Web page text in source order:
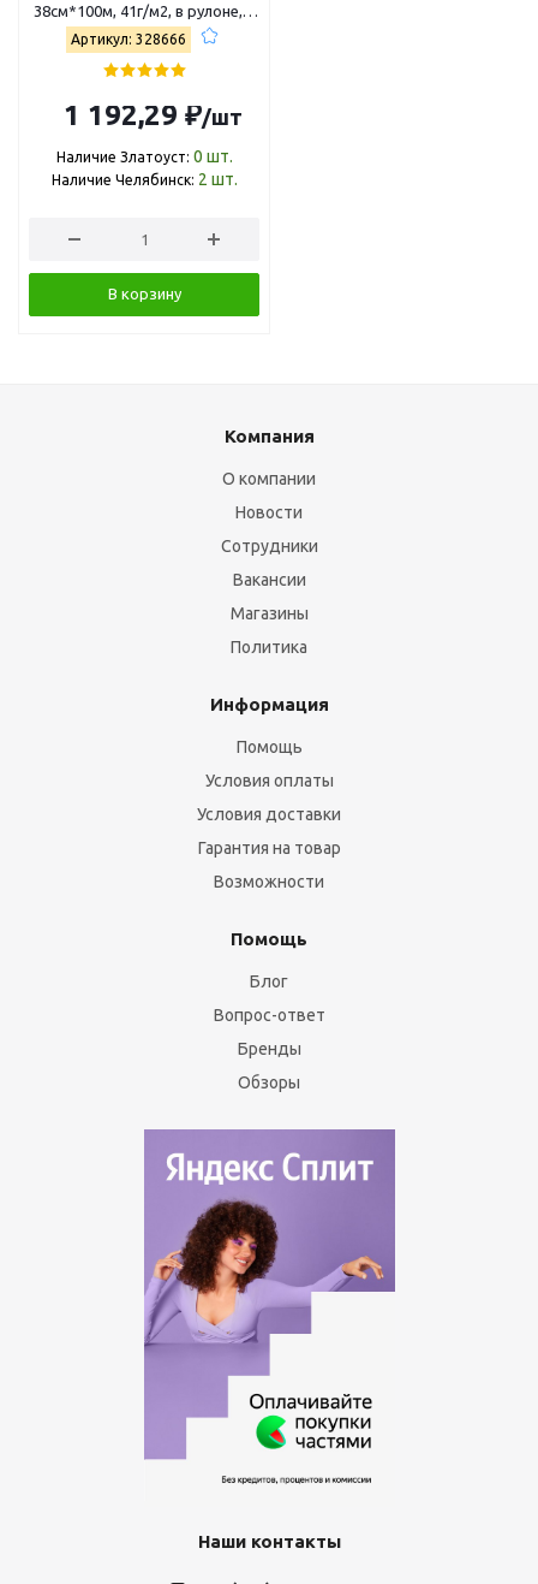
38см*100м, 41г/м2, в рулоне, в
пленке силиконизированная
328666
Артикул: 328666
1 192,29 ₽/шт
Наличие Златоуст: 0 шт.
Наличие Челябинск: 2 шт.
В корзину
Компания
О компании
Новости
Сотрудники
Вакансии
Магазины
Политика
Информация
Помощь
Условия оплаты
Условия доставки
Гарантия на товар
Возможности
Помощь
Блог
Вопрос-ответ
Бренды
Обзоры
Наши контакты